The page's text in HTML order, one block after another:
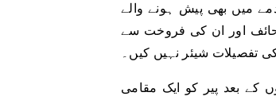
میں بھی پیش ہونے والے
تحائف اور ان کی فروخت سے
تفصیلات شیئر نہیں کیں۔
بعد پیر کو ایک مقامی